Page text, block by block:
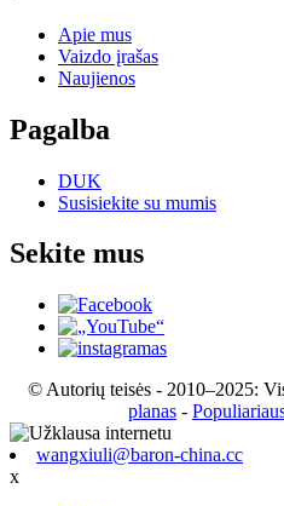
Apie mus
Vaizdo įrašas
Naujienos
Pagalba
DUK
Susisiekite su mumis
Sekite mus
© Autorių teisės - 2010–2025:
planas -
wangxiuli@baron-china.cc
x